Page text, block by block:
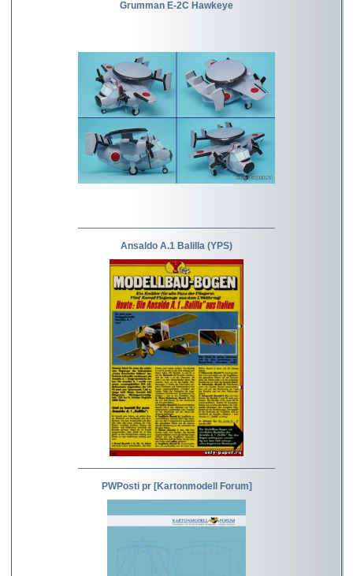
Grumman E-2C Hawkeye
Ansaldo A.1 Balilla (YPS)
PWPosti pr [Kartonmodell Forum]